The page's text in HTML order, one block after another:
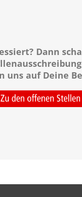
Dann
uns auf Deine